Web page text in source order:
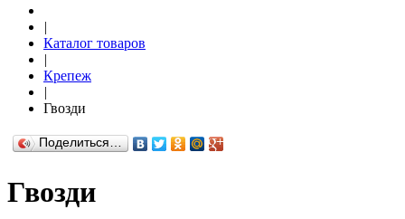
|
Каталог товаров
|
Крепеж
|
Гвозди
Поделиться…
Гвозди